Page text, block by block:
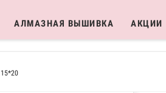
АЛМАЗНАЯ ВЫШИВКА АКЦИИ